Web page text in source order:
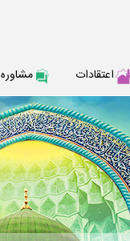
اعتقادات مشاوره